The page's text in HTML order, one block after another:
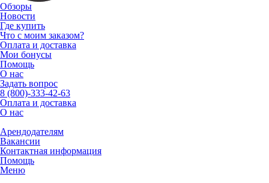
Обзоры
Новости
Где купить
Что с моим заказом?
Оплата и доставка
Мои бонусы
Помощь
О нас
Задать вопрос
8 (800)-333-42-63
Оплата и доставка
О нас
Арендодателям
Вакансии
Контактная информация
Помощь
Меню